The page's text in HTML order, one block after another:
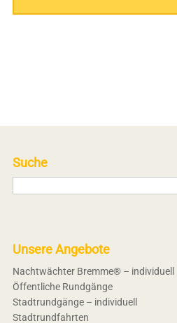
Suche
Unsere Angebote
Nachtwächter Bremme® – individuell
Öffentliche Rundgänge
Stadtrundgänge – individuell
Stadtrundfahrten